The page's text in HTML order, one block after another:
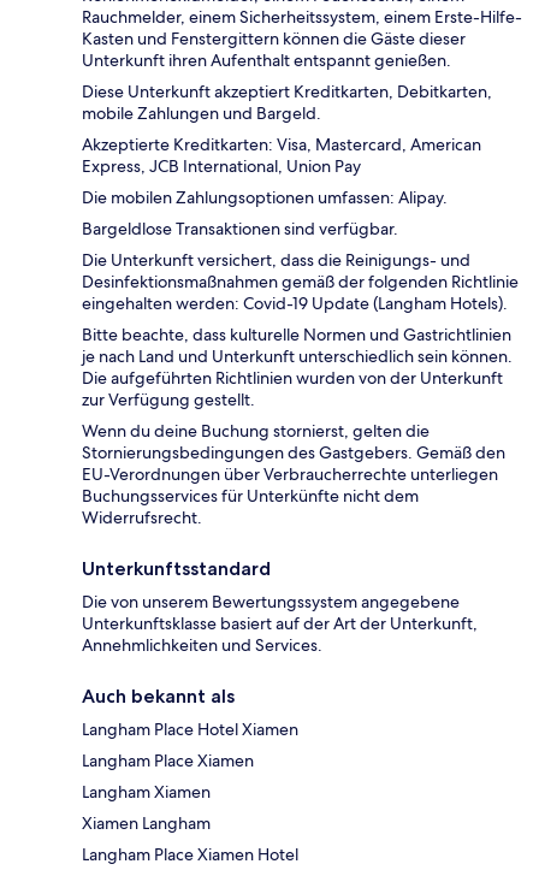
Rauchmelder, einem Sicherheitssystem, einem Erste-Hilfe-
Kasten und Fenstergittern können die Gäste dieser
Unterkunft ihren Aufenthalt entspannt genießen.
Diese Unterkunft akzeptiert Kreditkarten, Debitkarten,
mobile Zahlungen und Bargeld.
Akzeptierte Kreditkarten: Visa, Mastercard, American
Express, JCB International, Union Pay
Die mobilen Zahlungsoptionen umfassen: Alipay.
Bargeldlose Transaktionen sind verfügbar.
Die Unterkunft versichert, dass die Reinigungs- und
Desinfektionsmaßnahmen gemäß der folgenden Richtlinie
eingehalten werden: Covid-19 Update (Langham Hotels).
Bitte beachte, dass kulturelle Normen und Gastrichtlinien
je nach Land und Unterkunft unterschiedlich sein können.
Die aufgeführten Richtlinien wurden von der Unterkunft
zur Verfügung gestellt.
Wenn du deine Buchung stornierst, gelten die
Stornierungsbedingungen des Gastgebers. Gemäß den
EU-Verordnungen über Verbraucherrechte unterliegen
Buchungsservices für Unterkünfte nicht dem
Widerrufsrecht.
Unterkunftsstandard
Die von unserem Bewertungssystem angegebene
Unterkunftsklasse basiert auf der Art der Unterkunft,
Annehmlichkeiten und Services.
Auch bekannt als
Langham Place Hotel Xiamen
Langham Place Xiamen
Langham Xiamen
Xiamen Langham
Langham Place Xiamen Hotel